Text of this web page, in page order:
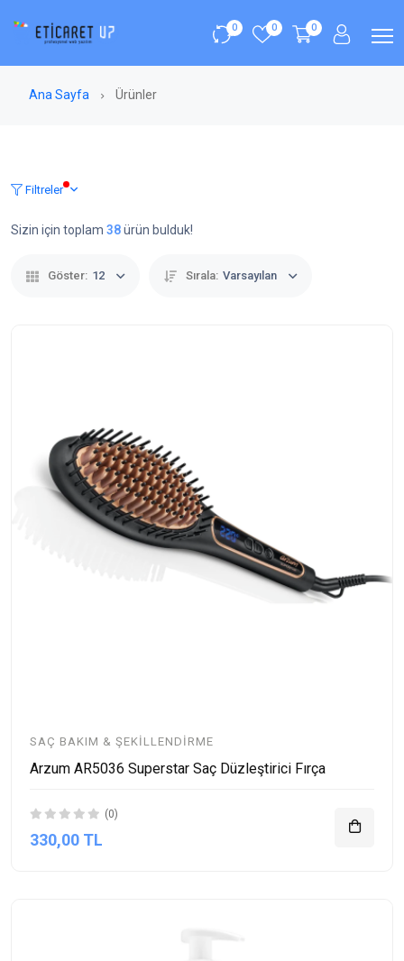
0 0 0
Ana Sayfa Ürünler
Filtreler
Sizin için toplam 38ürün bulduk!
Göster: 12 Sırala: Varsayılan
SAÇ BAKIM & ŞEKILLENDIRME
Arzum AR5036 Superstar Saç Düzleştirici Fırça
(0)
330,00 TL